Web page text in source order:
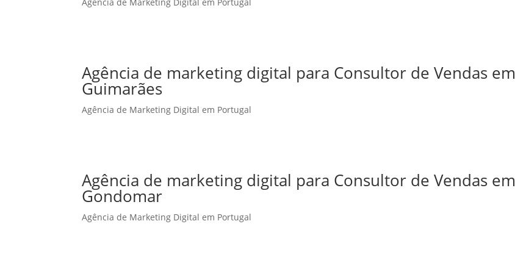
Agência de marketing digital para Consultor de Vendas em
Guimarães
Agência de Marketing Digital em Portugal
Agência de marketing digital para Consultor de Vendas em
Gondomar
Agência de Marketing Digital em Portugal